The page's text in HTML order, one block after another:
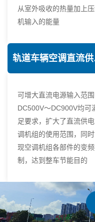
从室外吸收的热量加上
机输入的能量
可增大直流电源输入范围
DC500V～DC900V均可
足要求，扩大了直流供
调机组的使用范围，同
现空调机组各部件的变
制，达到整车节能目的